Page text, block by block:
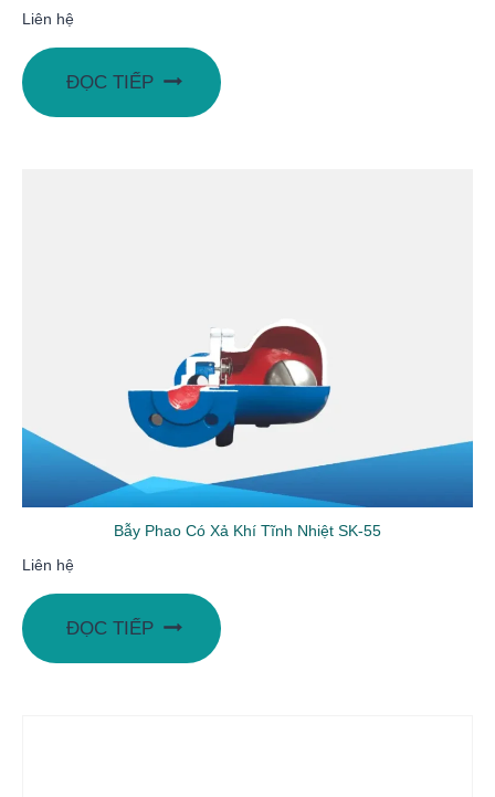
Liên hệ
ĐỌC TIẾP
Bẫy Phao Có Xả Khí Tĩnh Nhiệt SK-55
Liên hệ
ĐỌC TIẾP